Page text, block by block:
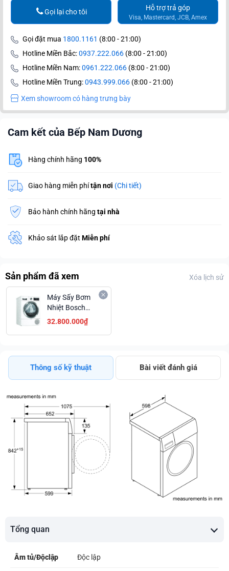
Hỗ trợ trả góp
Visa, Mastercard, JCB, Amex
Gọi lại cho tôi
Gọi đặt mua 1800.1161 (8:00 - 21:00)
Hotline Miền Bắc:0937.222.066 (8:00 - 21:00)
Hotline Miền Nam:0961.222.066 (8:00 - 21:00)
Hotline Miền Trung:0943.999.066 (8:00 - 21:00)
Xem showroom có hàng trưng bày
Cam kết của Bếp Nam Dương
Hàng chính hãng 100%
Giao hàng miễn phítận nơi (Chi tiết)
Bảo hành chính hãng tại nhà
Khảo sát lắp đặt Miễn phí
Sản phẩm đã xem Xóa lịch sử
Máy Sấy Bơm
Nhiệt Bosch
WTX87MH0SG
Sấy Diệt Khuẩn
32.800.000₫
Thông số kỹ thuật Bài viết đánh giá
Tổng quan
Âm tủ/Độclập Độc lập